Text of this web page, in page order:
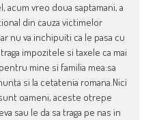
acum vreo doua saptamani, a
din cauza victimelor
nu va inchipuiti ca le pasa cu
impozitele si taxele ca mai
mine si familia mea:sa
si la cetatenia romana.Nici
oameni, aceste otrepe
sau le da sa traga pe nas in